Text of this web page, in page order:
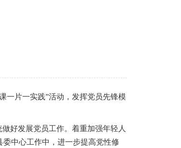
一片一实践”活动，发挥党员先锋模
好发展党员工作。着重加强年轻人
中心工作中，进一步提高党性修